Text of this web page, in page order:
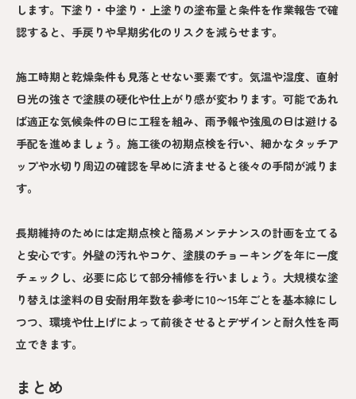
します。下塗り・中塗り・上塗りの塗布量と条件を作業報告で確
認すると、手戻りや早期劣化のリスクを減らせます。
施工時期と乾燥条件も見落とせない要素です。気温や湿度、直射
日光の強さで塗膜の硬化や仕上がり感が変わります。可能であれ
ば適正な気候条件の日に工程を組み、雨予報や強風の日は避ける
手配を進めましょう。施工後の初期点検を行い、細かなタッチア
ップや水切り周辺の確認を早めに済ませると後々の手間が減りま
す。
長期維持のためには定期点検と簡易メンテナンスの計画を立てる
と安心です。外壁の汚れやコケ、塗膜のチョーキングを年に一度
チェックし、必要に応じて部分補修を行いましょう。大規模な塗
り替えは塗料の目安耐用年数を参考に10〜15年ごとを基本線にし
つつ、環境や仕上げによって前後させるとデザインと耐久性を両
立できます。
まとめ